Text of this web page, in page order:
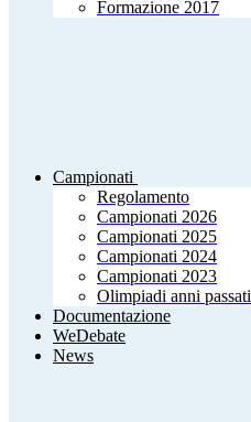
Formazione 2017
Campionati
Regolamento
Campionati 2026
Campionati 2025
Campionati 2024
Campionati 2023
Olimpiadi anni passati
Documentazione
WeDebate
News